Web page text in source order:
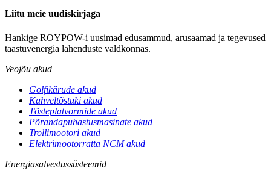
Liitu meie uudiskirjaga
Hankige ROYPOW-i uusimad edusammud, arusaamad ja tegevused
taastuvenergia lahenduste valdkonnas.
Veojõu akud
Golfikärude akud
Kahveltõstuki akud
Tõsteplatvormide akud
Põrandapuhastusmasinate akud
Trollimootori akud
Elektrimootorratta NCM akud
Energiasalvestussüsteemid